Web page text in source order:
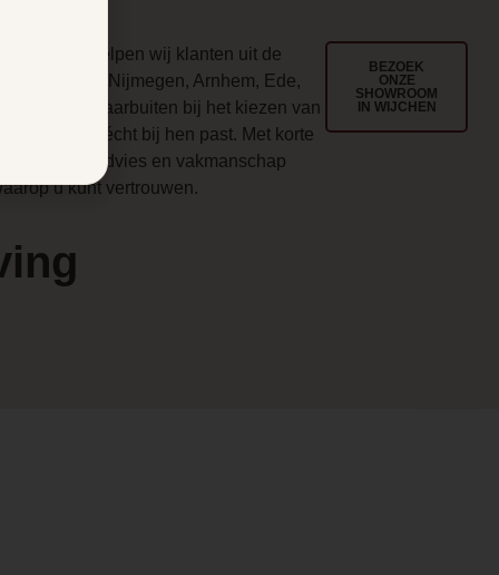
jarenlang helpen wij klanten uit de
Wijchen, Nijmegen, Arnhem, Ede,
en ver daarbuiten bij het kiezen van
haard die écht bij hen past. Met korte
eerlijk advies en vakmanschap
u kunt vertrouwen.
BEZOEK
ONZE
SHOWROOM
IN WIJCHEN